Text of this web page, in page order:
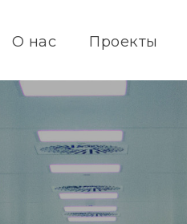
О нас Проекты